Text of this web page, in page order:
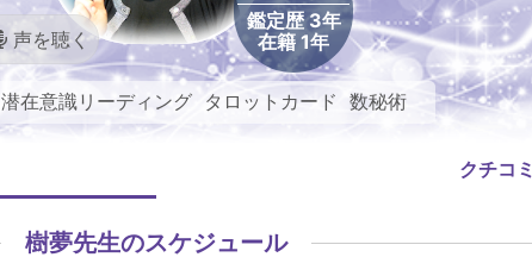
声を聴く
鑑定歴 3年
在籍 1年
潜在意識リーディング タロットカード 数秘術
クチコミ
樹夢先生のスケジュール